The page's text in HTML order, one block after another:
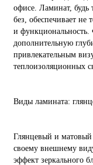
офисе. Ламинат, будь
без, обеспечивает не
и функциональность.
дополнительную
привлекательным
теплоизоляционных
Виды ламината:
Глянцевый и матовый
своему внешнему
эффект зеркального